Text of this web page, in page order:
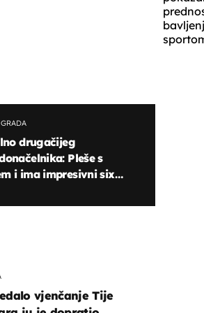
drugačijeg
Pleše s
i ima impresivni six-
vjenčanje Tije